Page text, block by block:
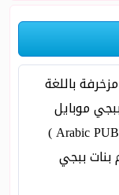
باللغة
موبايل
كلها جاهزة للنسخ ( Arabic PUBG Names For Girls )
بنات ببجي